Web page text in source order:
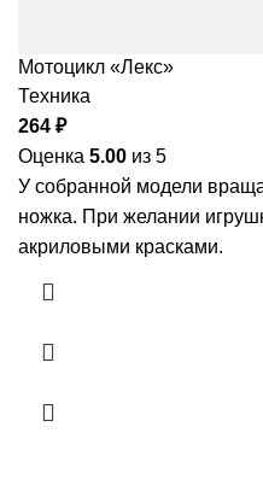
Мотоцикл «Лекс»
Техника
264 ₽
Оценка 5.00 из 5
У собранной модели
ножка. При желании
акриловыми красками.